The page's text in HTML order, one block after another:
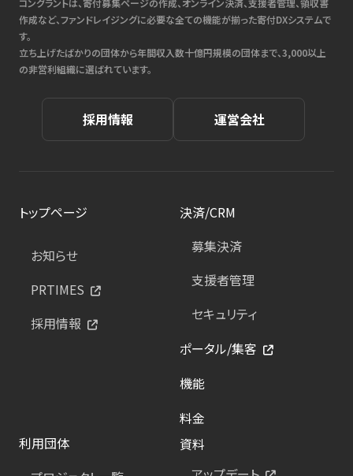
作成など、ファンドレイジングに必要な全ての機能が揃った寄付DXシステムで
す。
立ち上げたばかりの団体から年間収入数十億円規模の団体まで、3,000以上
の非営利組織に選ばれています。
採用情報 運営会社
トップページ
お知らせ
PRTIMES
採用情報
決済/CRM
募集決済
支援者管理
セキュリティ
ポータル/集客
機能
料金
利用団体
資料